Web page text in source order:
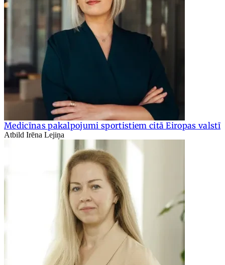
Medicīnas pakalpojumi sportistiem citā Eiropas valstī
Atbild Irēna Lejiņa